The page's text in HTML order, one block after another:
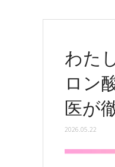
わた
ロン
医が
2026.05.22